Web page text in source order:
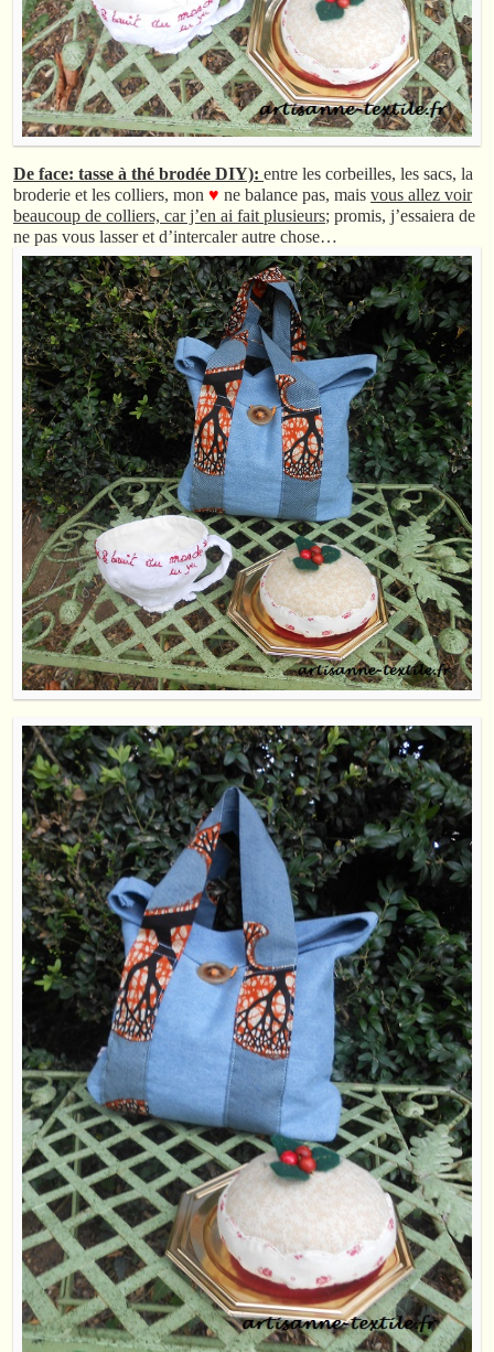
De face: tasse à thé brodée DIY): entre les corbeilles, les sacs, la
broderie et les colliers, mon ♥ ne balance pas, mais vous allez voir
beaucoup de colliers, car j’en ai fait plusieurs; promis, j’essaiera de
ne pas vous lasser et d’intercaler autre chose…